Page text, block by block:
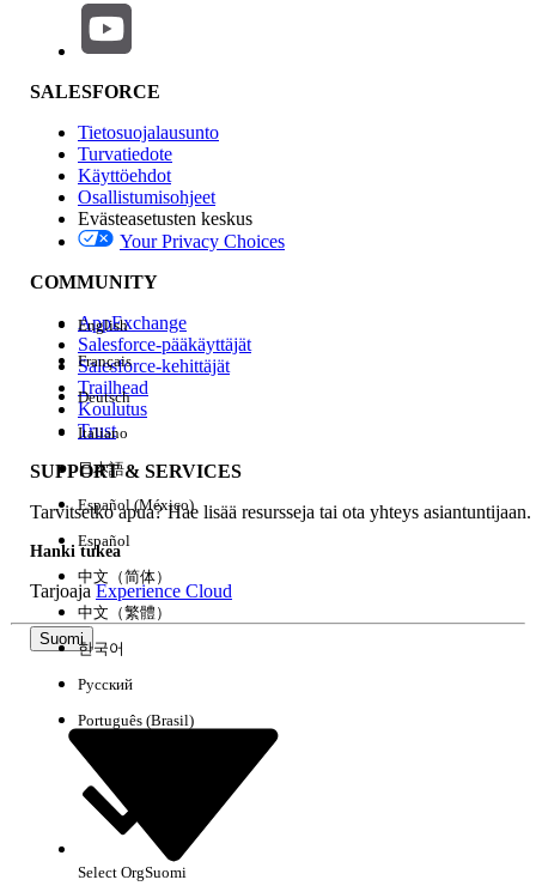
Ominaisuuden vaikutus
Edition
Kokemus
Tyhjennä kaikki Valmis
SALESFORCE
Tietosuojalausunto
Turvatiedote
Käyttöehdot
Osallistumisohjeet
Evästeasetusten keskus
Your Privacy Choices
COMMUNITY
AppExchange
Salesforce-pääkäyttäjät
Salesforce-kehittäjät
Trailhead
Koulutus
Trust
SUPPORT & SERVICES
Tarvitsetko apua? Hae lisää resursseja tai ota yhteys asiantuntijaan.
Hanki tukea
TarjoajaExperience Cloud
Suomi
English
Français
Deutsch
Italiano
日本語
Español (México)
Español
中文（简体）
中文（繁體）
한국어
Русский
Português (Brasil)
Select OrgSuomi